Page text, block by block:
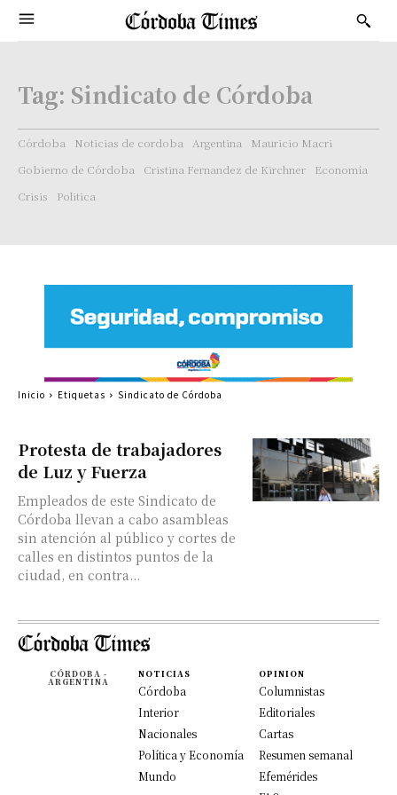
Tag: Sindicato de Córdoba
Córdoba Noticias de cordoba Argentina
Mauricio Macri
Gobierno de Córdoba
Cristina Fernandez de Kirchner
Economía
Crisis
Politica
Protesta de trabajadores
de Luz y Fuerza
Empleados de este Sindicato de
Córdoba llevan a cabo asambleas
sin atención al público y cortes de
calles en distintos puntos de la
ciudad, en contra...
Inicio Etiquetas Sindicato de Córdoba
CÓRDOBA -
ARGENTINA
NOTICIAS
Córdoba
Interior
Nacionales
Política y Economía
Mundo
OPINION
Columnistas
Editoriales
Cartas
Resumen semanal
Efemérides